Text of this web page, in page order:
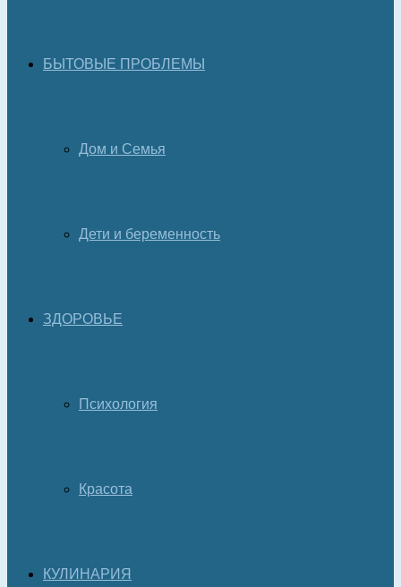
БЫТОВЫЕ ПРОБЛЕМЫ
Дом и Семья
Дети и беременность
ЗДОРОВЬЕ
Психология
Красота
КУЛИНАРИЯ